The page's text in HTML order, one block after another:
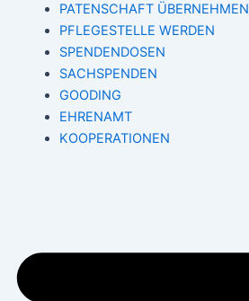
PATENSCHAFT ÜBERNEHMEN
PFLEGESTELLE WERDEN
SPENDENDOSEN
SACHSPENDEN
GOODING
EHRENAMT
KOOPERATIONEN